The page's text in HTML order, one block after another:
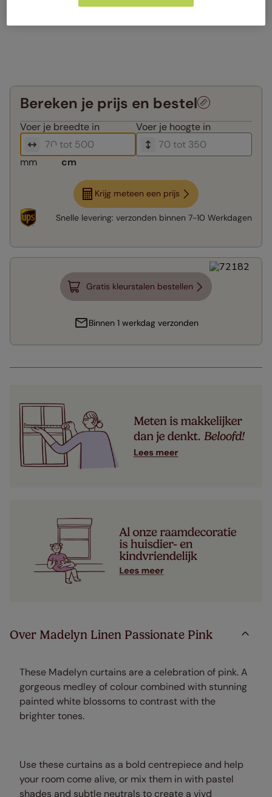
Bereken je prijs en bestel
Voer je breedte in Voer je hoogte in
mm cm
Krijg meteen een prijs
Snelle levering: verzonden binnen 7-10 Werkdagen
Gratis kleurstalen bestellen
Binnen 1 werkdag verzonden
Over Madelyn Linen Passionate Pink
These Madelyn curtains are a celebration of pink. A
gorgeous medley of colour combined with stunning
painted white blossoms to contrast with the
brighter tones.
Use these curtains as a bold centrepiece and help
your room come alive, or mix them in with pastel
shades and subtle neutrals to create a vivd